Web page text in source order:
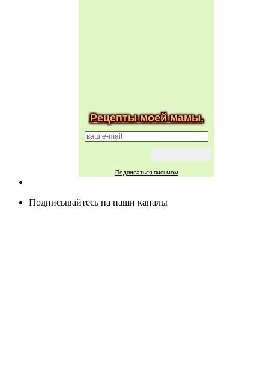
Рецепты моей мамы.
Подписаться письмом
Подписывайтесь на наши каналы